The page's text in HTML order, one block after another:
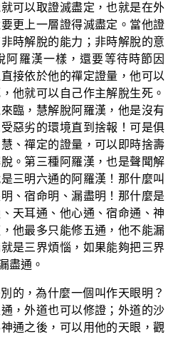
可以取證滅盡定，也就是在外
更上一層證得滅盡定。當他證
時解脫的能力；非時解脫的意
阿羅漢一樣，還要等待時節因
接依於他的禪定證量，他可以
他就可以自己作主解脫生死。
臨，慧解脫阿羅漢，他是沒有
惡劣的環境直到捨報！可是俱
、禪定的證量，可以即時捨壽
。第三種阿羅漢，也是聲聞解
三明六通的阿羅漢！那什麼叫
、宿命明、漏盡明！那什麼是
天耳通、他心通、宿命通、神
他最多只能修五通，他不能漏
是三界煩惱，如果能夠把三界
盡通。
的，為什麼一個叫作天眼明？
，外道也可以修證；外道的沙
通之後，可以用他的天眼，觀